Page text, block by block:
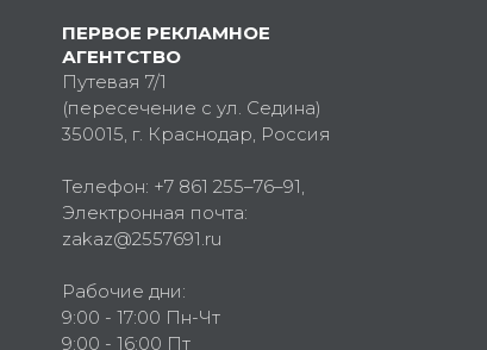
ПЕРВОЕ РЕКЛАМНОЕ
АГЕНТСТВО
Путевая 7/1
(пересечение с ул. Седина)
350015, г. Краснодар, Россия
Телефон: +7 861 255–76–91,
Электронная почта:
zakaz@2557691.ru
Рабочие дни:
9:00 - 17:00 Пн-Чт
9:00 - 16:00 Пт